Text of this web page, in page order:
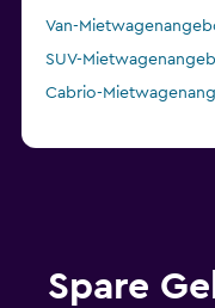
Van-
SUV-
Cabrio-
Spare